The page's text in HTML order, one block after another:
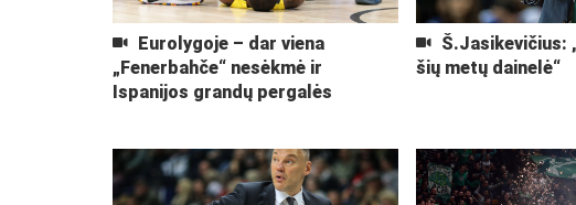
Eurolygoje – dar viena
„Fenerbahče“ nesėkmė ir
Ispanijos grandų pergalės
Š.Jasikevičius:
šių metų dainelė“